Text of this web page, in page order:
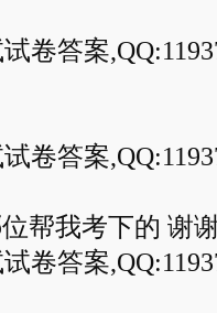
卷答案
卷答案
帮我考下的 谢
卷答案